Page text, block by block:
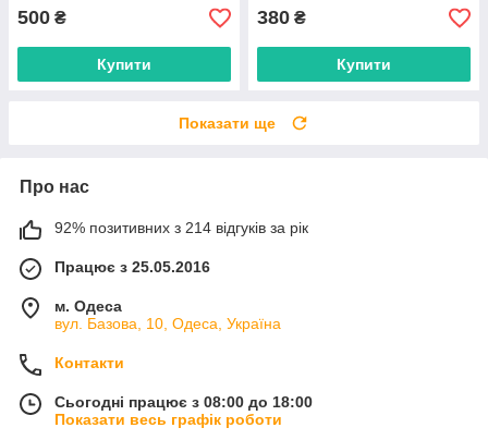
500 ₴
Купити
380 ₴
Купити
Показати ще
Про нас
92% позитивних з 214 відгуків за рік
Працює з 25.05.2016
м. Одеса
вул. Базова, 10, Одеса, Україна
Контакти
Сьогодні працює з 08:00 до 18:00
Показати весь графік роботи